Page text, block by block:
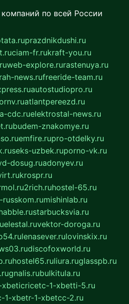
по всей России
prazdnikdushi.ru
ciam-fr.rukraft-you.ru
web-explore.rurastenuya.ru
news.rufreeride-team.ru
autostudiopro.ru
atlantpereezd.ru
a-cdc.ruelektrostal-news.ru
budem-znakomye.ru
emfire.rupro-otdelky.ru
seks-uzbek.ruporno-vk.ru
dosug.ruadonyev.ru
krospr.ru
2rich.ruhostel-65.ru
mishinlab.ru
starbucksvia.ru
elestal.ruvektor-doroga.ru
lenasever.rulovinskix.ru
discofoxworld.ru
hostel65.ruliura.ruglasspb.ru
gnalis.rubulkitula.ru
xbeticricetc-1-xbetti-5.ru
1-xbetr-1-xbetcc-2.ru